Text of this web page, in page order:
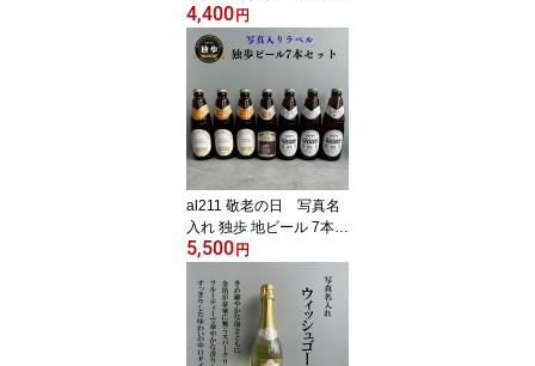
ット (デュンケル1本+ヴ
ァイツェン2本+ピルスナ
ー2本) 宮下酒造 岡山県
内祝 お祝い お中元 お歳
暮 プレゼント)
4,400円
al211 敬老の日 写真名
入れ 独歩 地ビール 7本セ
ット(デュンケル1本+ヴ
ー3本)宮下酒造 岡山県産
化粧箱入り (出産内祝 内
祝 お祝い お中元 お歳暮
プレゼント)
5,500円